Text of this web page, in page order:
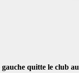
quitte le club